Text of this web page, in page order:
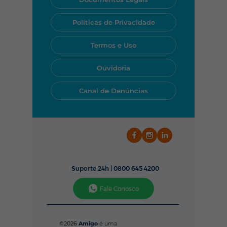
equipe rapidamente pelo
WhatsApp, telefone ou pelo
nosso aplicativo.
Políticas de Privacidade
Termos e Uso
Ouvidoria
Canal de Denúncias
Suporte 24h | 0800 645 4200
Fale Conosco
©2026 Amigo é uma